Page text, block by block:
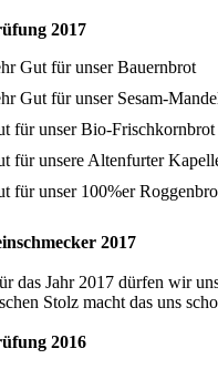
2017
Gut für unser Bauernbrot
Gut für unser Sesam-
für unser Bio-Frischkornbrot
für unsere Altenfurter
für unser 100%er
2017
das Jahr 2017 dürfen wir
Stolz macht das uns
2016